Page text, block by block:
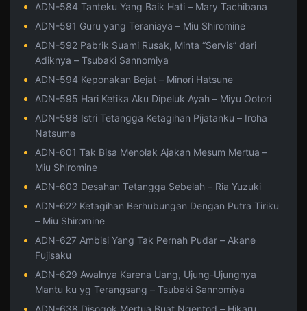
ADN-584 Tanteku Yang Baik Hati – Mary Tachibana
ADN-591 Guru yang Teraniaya – Miu Shiromine
ADN-592 Pabrik Suami Rusak, Minta “Servis” dari
Adiknya – Tsubaki Sannomiya
ADN-594 Keponakan Bejat – Minori Hatsune
ADN-595 Hari Ketika Aku Dipeluk Ayah – Miyu Ootori
ADN-598 Istri Tetangga Ketagihan Pijatanku – Iroha
Natsume
ADN-601 Tak Bisa Menolak Ajakan Mesum Mertua –
Miu Shiromine
ADN-603 Desahan Tetangga Sebelah – Ria Yuzuki
ADN-622 Ketagihan Berhubungan Dengan Putra Tiriku
– Miu Shiromine
ADN-627 Ambisi Yang Tak Pernah Pudar – Akane
Fujisaku
ADN-629 Awalnya Karena Uang, Ujung-Ujungnya
Mantu ku yg Terangsang – Tsubaki Sannomiya
ADN-638 Disogok Mertua Buat Ngentod – Hikaru